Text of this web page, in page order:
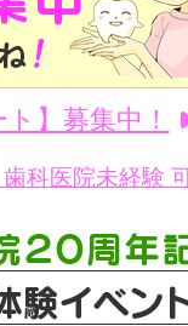
】募集中！
科医院未経験